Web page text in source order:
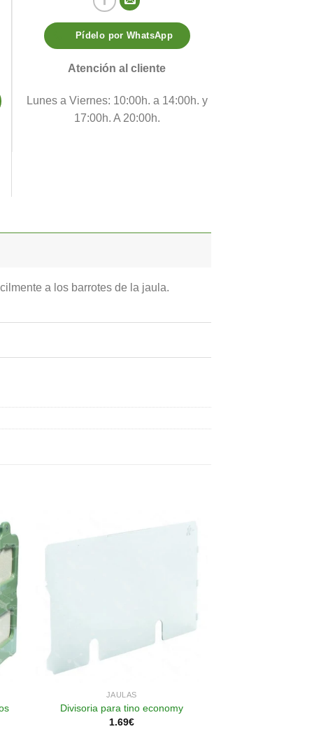
Pídelo por WhatsApp
Atención al cliente
Lunes a Viernes: 10:00h. a 14:00h. y
17:00h. A 20:00h.
a los barrotes de la jaula.
JAULAS
Divisoria para tino economy
1.69€